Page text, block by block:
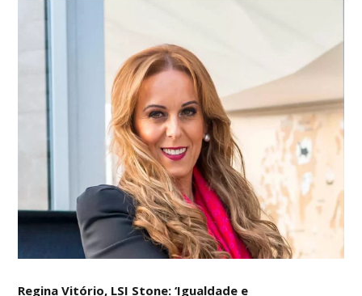
Regina Vitório, LSI Stone: ‘Igualdade e